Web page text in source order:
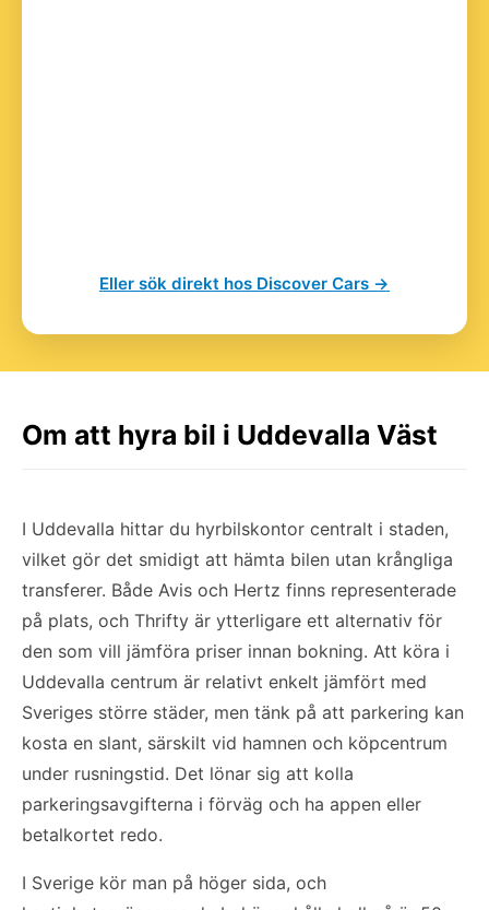
Eller sök direkt hos Discover Cars →
Om att hyra bil i Uddevalla Väst
I Uddevalla hittar du hyrbilskontor centralt i staden,
vilket gör det smidigt att hämta bilen utan krångliga
transferer. Både Avis och Hertz finns representerade
på plats, och Thrifty är ytterligare ett alternativ för
den som vill jämföra priser innan bokning. Att köra i
Uddevalla centrum är relativt enkelt jämfört med
Sveriges större städer, men tänk på att parkering kan
kosta en slant, särskilt vid hamnen och köpcentrum
under rusningstid. Det lönar sig att kolla
parkeringsavgifterna i förväg och ha appen eller
betalkortet redo.
I Sverige kör man på höger sida, och